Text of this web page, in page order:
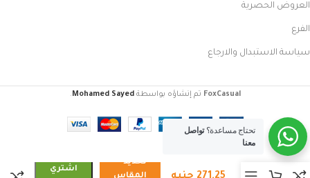
العروض الحصرية
الفرع
سياسة الاستبدال والارجاع
FoxCasual تم إنشاؤه بواسطةMohamed Sayed
.
رجالي
تحديد
اشتري
تحتاج مساعدة؟تواصل
معنا